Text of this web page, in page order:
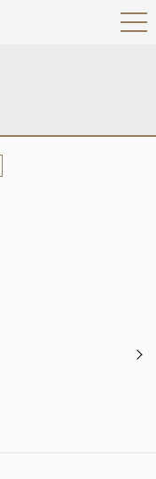
Open
Navig